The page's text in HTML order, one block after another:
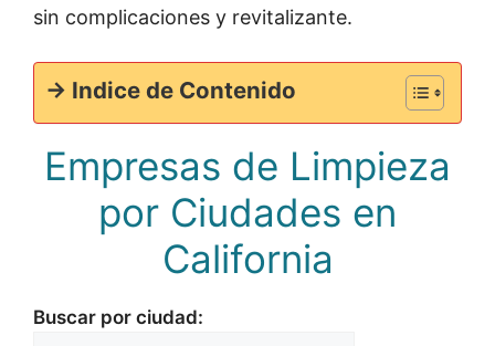
sin complicaciones y revitalizante.
-> Indice de Contenido
Empresas de Limpieza
por Ciudades en
California
Buscar por ciudad: